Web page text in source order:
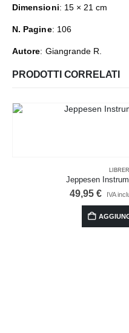
Dimensioni: 15 × 21 cm
N. Pagine: 106
Autore: Giangrande R.
PRODOTTI CORRELATI